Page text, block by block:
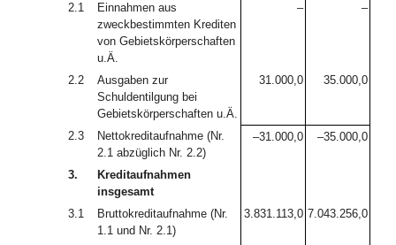
2.1
Einnahmen aus
zweckbestimmten Krediten
von Gebietskörperschaften
u.Ä.
– –
2.2
Ausgaben zur
Schuldentilgung bei
Gebietskörperschaften u.Ä.
31.000,0 35.000,0
2.3
Nettokreditaufnahme (Nr.
2.1 abzüglich Nr. 2.2)
–31.000,0 –35.000,0
3.
Kreditaufnahmen
insgesamt
3.1
Bruttokreditaufnahme (Nr.
1.1 und Nr. 2.1)
3.831.113,0 7.043.256,0